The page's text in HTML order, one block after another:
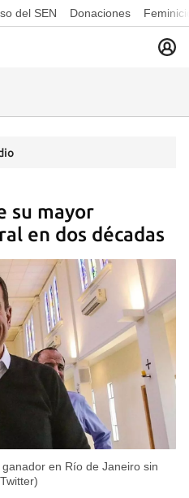
del SEN Donaciones
su mayor
en dos décadas
en Río de Janeiro sin